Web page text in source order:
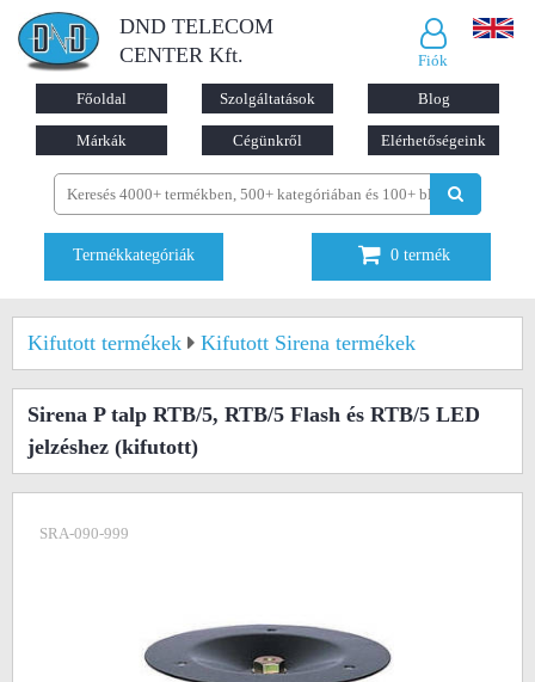
DND TELECOM
CENTER Kft.
Fiók
Főoldal Szolgáltatások Blog
Márkák Cégünkről Elérhetőségeink
Termékkategóriák 0 termék
Kifutott termékek Kifutott Sirena termékek
Sirena P talp RTB/5, RTB/5 Flash és RTB/5 LED
jelzéshez (kifutott)
SRA-090-999